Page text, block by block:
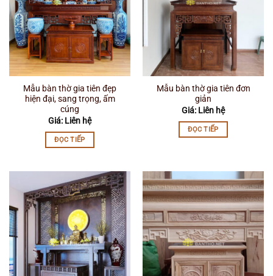
Mẫu bàn thờ gia tiên đẹp
hiện đại, sang trọng, ấm
cúng
Giá: Liên hệ
ĐỌC TIẾP
Mẫu bàn thờ gia tiên đơn
giản
Giá: Liên hệ
ĐỌC TIẾP